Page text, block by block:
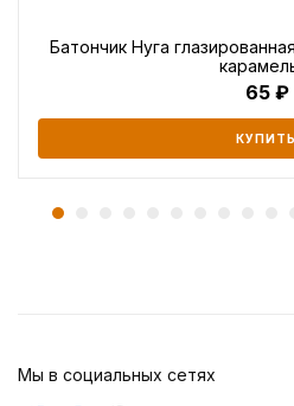
Батончик Нуга
65
КУПИТЬ
Мы в социальных сетях